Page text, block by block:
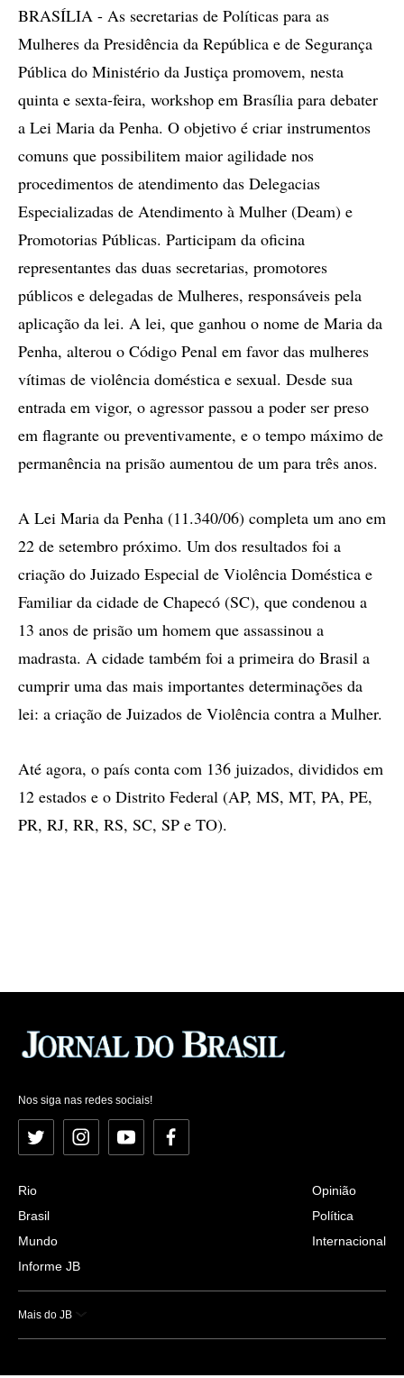
BRASÍLIA - As secretarias de Políticas para as
Mulheres da Presidência da República e de Segurança
Pública do Ministério da Justiça promovem, nesta
quinta e sexta-feira, workshop em Brasília para debater
a Lei Maria da Penha. O objetivo é criar instrumentos
comuns que possibilitem maior agilidade nos
procedimentos de atendimento das Delegacias
Especializadas de Atendimento à Mulher (Deam) e
Promotorias Públicas. Participam da oficina
representantes das duas secretarias, promotores
públicos e delegadas de Mulheres, responsáveis pela
aplicação da lei. A lei, que ganhou o nome de Maria da
Penha, alterou o Código Penal em favor das mulheres
vítimas de violência doméstica e sexual. Desde sua
entrada em vigor, o agressor passou a poder ser preso
em flagrante ou preventivamente, e o tempo máximo de
permanência na prisão aumentou de um para três anos.
A Lei Maria da Penha (11.340/06) completa um ano em
22 de setembro próximo. Um dos resultados foi a
criação do Juizado Especial de Violência Doméstica e
Familiar da cidade de Chapecó (SC), que condenou a
13 anos de prisão um homem que assassinou a
madrasta. A cidade também foi a primeira do Brasil a
cumprir uma das mais importantes determinações da
lei: a criação de Juizados de Violência contra a Mulher.
Até agora, o país conta com 136 juizados, divididos em
12 estados e o Distrito Federal (AP, MS, MT, PA, PE,
PR, RJ, RR, RS, SC, SP e TO).
Nos siga nas redes sociais!
Twitter InstagramYouTubeFacebook
Rio
Brasil
Mundo
Informe JB
Opinião
Política
Internacional
Mais do JB
Esportes